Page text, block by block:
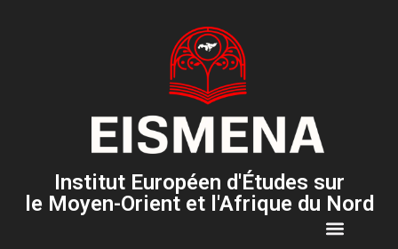
Institut Européen d'Études sur
le Moyen-Orient et l'Afrique du Nord